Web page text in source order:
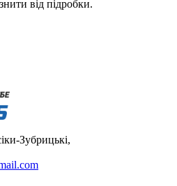
від підробки.
Зубрицькі,